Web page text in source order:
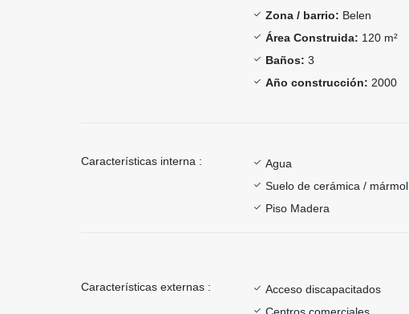
Zona / barrio: Belen
Área Construida: 120 m²
Baños: 3
Año construcción: 2000
Características interna : Agua
Suelo de cerámica / mármol
Piso Madera
Características externas : Acceso discapacitados
Centros comerciales